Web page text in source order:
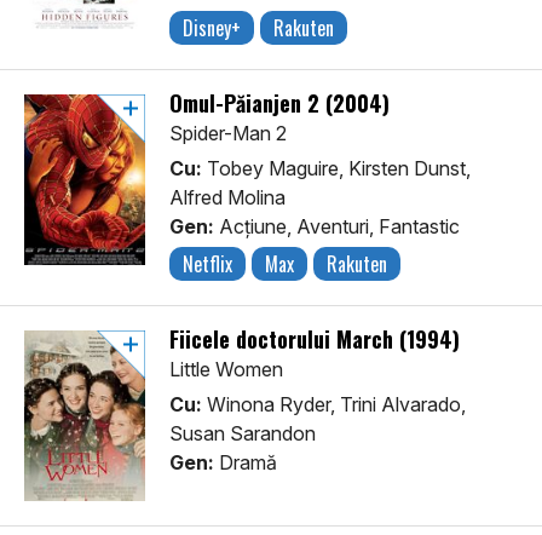
Disney+ Rakuten
Omul-Păianjen 2 (2004)
Spider-Man 2
Cu: Tobey Maguire, Kirsten Dunst,
Alfred Molina
Gen: Acţiune, Aventuri, Fantastic
Netflix Max Rakuten
Fiicele doctorului March (1994)
Little Women
Cu: Winona Ryder, Trini Alvarado,
Susan Sarandon
Gen: Dramă